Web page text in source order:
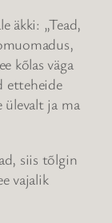
äkki: „Tead,
kõlas väga
etteheide
ülevalt ja ma
siis tõlgin
vajalik